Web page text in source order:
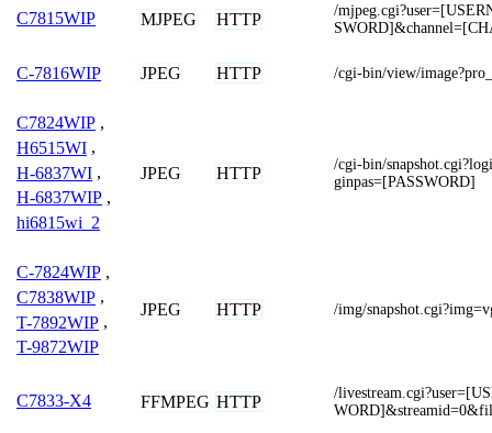
C7815WIP MJPEG HTTP
/
C-7816WIP JPEG HTTP /cgi-bin/view/
C7824WIP ,
H6515WI ,
H-6837WI ,
H-6837WIP ,
hi6815wi_2
JPEG HTTP
/cgi-bin/
ginpas=[PASSWORD]
C-7824WIP ,
C7838WIP ,
T-7892WIP ,
T-9872WIP
JPEG HTTP /img/
C7833-X4 FFMPEG HTTP
/